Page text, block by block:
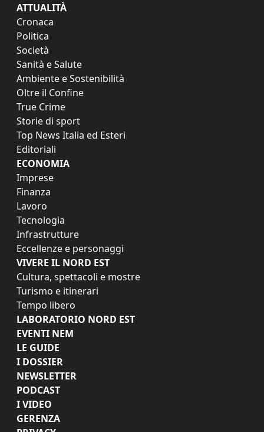
ATTUALITÀ
Cronaca
Politica
Società
Sanità e Salute
Ambiente e Sostenibilità
Oltre il Confine
True Crime
Storie di sport
Top News Italia ed Esteri
Editoriali
ECONOMIA
Imprese
Finanza
Lavoro
Tecnologia
Infrastrutture
Eccellenze e personaggi
VIVERE IL NORD EST
Cultura, spettacoli e mostre
Turismo e itinerari
Tempo libero
LABORATORIO NORD EST
EVENTI NEM
LE GUIDE
I DOSSIER
NEWSLETTER
PODCAST
I VIDEO
GERENZA